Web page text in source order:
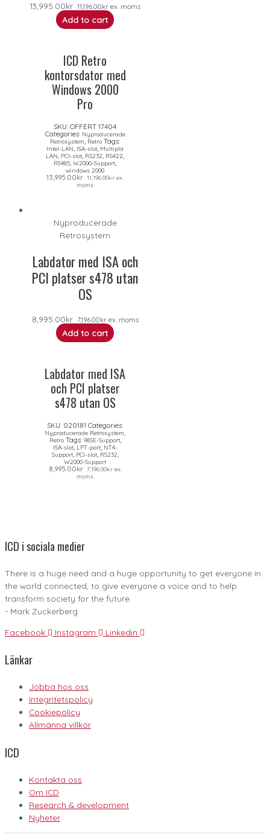
13,995.00kr 11,196.00kr ex. moms
Add to cart
ICD Retro
kontorsdator med
Windows 2000
Pro
SKU: OFFERT 17404
Categories: Nyproducerade
Retrosystem, Retro Tags:
Intel-LAN, ISA-slot, Multipla
LAN, PCI-slot, RS232, RS422,
RS485, W2000-Support,
windows 2000
13,995.00kr 11,196.00kr ex.
moms
Nyproducerade
Retrosystem
Labdator med ISA och
PCI platser s478 utan
OS
8,995.00kr 7,196.00krex. moms
Add to cart
Labdator med ISA
och PCI platser
s478 utan OS
SKU: 020181 Categories:
Nyproducerade Retrosystem,
Retro Tags: 98SE-Support,
ISA-slot, LPT-port, NT4-
Support, PCI-slot, RS232,
W2000-Support
8,995.00kr 7,196.00krex.
moms
ICD i sociala medier
There is a huge need and a huge opportunity to get everyone in
the world connected, to give everyone a voice and to help
transform society for the future.
- Mark Zuckerberg
Facebook Instagram Linkedin
Länkar
Jobba hos oss
Integritetspolicy
Cookiepolicy
Allmänna villkor
ICD
Kontakta oss
Om ICD
Research & development
Nyheter